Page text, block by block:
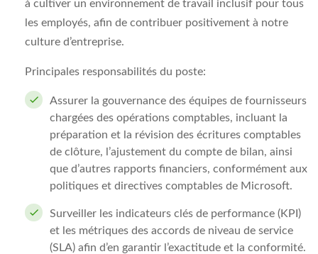
à cultiver un environnement de travail inclusif pour tous
les employés, afin de contribuer positivement à notre
culture d’entreprise.
Principales responsabilités du poste:
Assurer la gouvernance des équipes de fournisseurs
chargées des opérations comptables, incluant la
préparation et la révision des écritures comptables
de clôture, l’ajustement du compte de bilan, ainsi
que d’autres rapports financiers, conformément aux
politiques et directives comptables de Microsoft.
Surveiller les indicateurs clés de performance (KPI)
et les métriques des accords de niveau de service
(SLA) afin d’en garantir l’exactitude et la conformité.